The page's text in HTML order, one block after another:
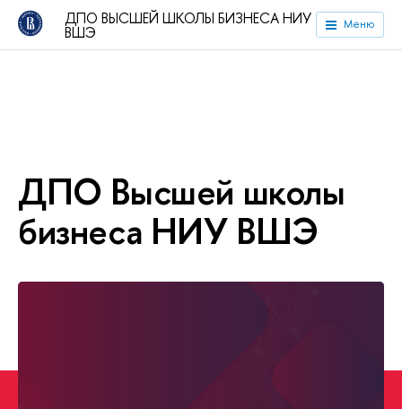
ДПО ВЫСШЕЙ ШКОЛЫ БИЗНЕСА НИУ
ВШЭ Меню
ДПО Высшей школы
бизнеса НИУ ВШЭ